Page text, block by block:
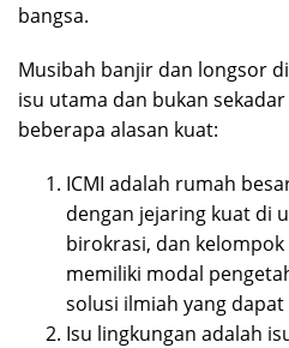
bangsa.
Musibah banjir dan longsor
isu utama dan bukan
beberapa alasan kuat:
ICMI adalah rumah
dengan jejaring kuat di
birokrasi, dan kelompok
memiliki modal
solusi ilmiah yang
Isu lingkungan adalah